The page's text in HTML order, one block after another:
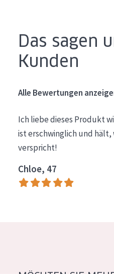
Nachtcreme
Augencreme
PRODUKTLINIE
Essentials
Lift+
Expert
Das sagen
Kunden
Alle Bewertungen
Ich liebe dieses Produkt
ist erschwinglich und hält,
verspricht!
Chloe, 47